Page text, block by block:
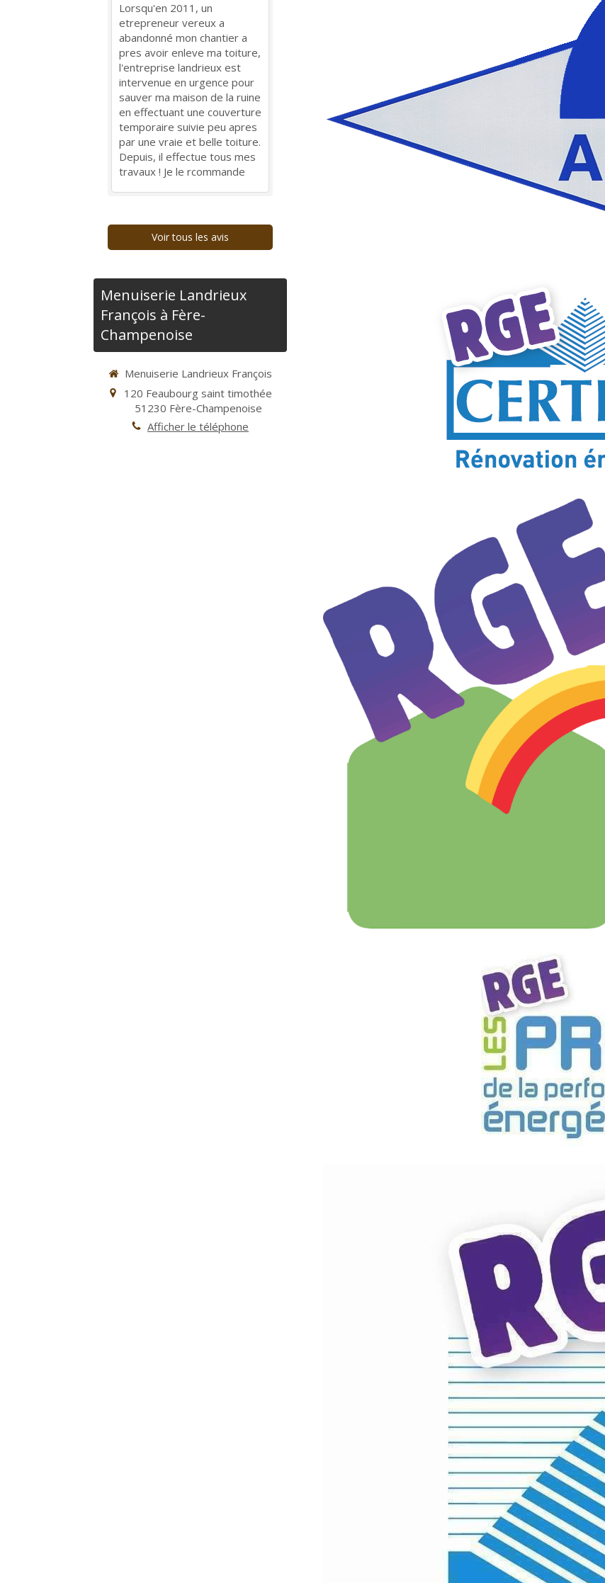
Lorsqu'en 2011, un
etrepreneur vereux a
abandonné mon chantier a
pres avoir enleve ma toiture,
l'entreprise landrieux est
intervenue en urgence pour
sauver ma maison de la ruine
en effectuant une couverture
temporaire suivie peu apres
par une vraie et belle toiture.
Depuis, il effectue tous mes
travaux ! Je le rcommande
Voir tous les avis
Menuiserie Landrieux
François à Fère-
Champenoise
Menuiserie Landrieux François
120 Feaubourg saint timothée
51230 Fère-Champenoise
Afficher le téléphone